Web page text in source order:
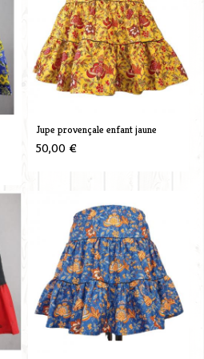
Jupe provençale enfant jaune
50,00 €